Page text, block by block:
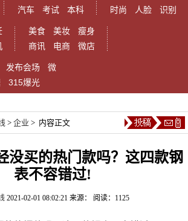
汽车
考试 本科
时尚
人脸 识别
美食 美妆
瘦身
商讯
电商 微店
发布会场
微
315爆光
> 企业 > 内容正文
没买的热门款吗？这四款钢
表不容错过!
2021-02-01 08:02:21 来源： 阅读：1125